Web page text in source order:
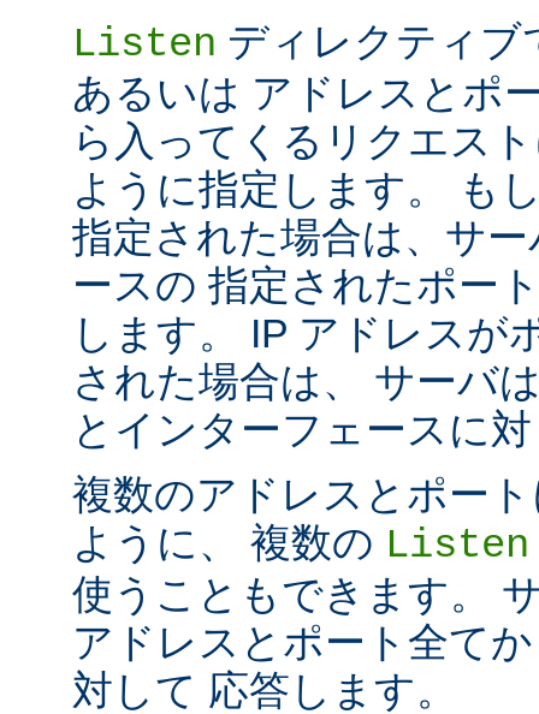
Listen ディレクティブ
あるいは アドレスとポ
ら入ってくるリクエス
ように指定します。 も
指定された場合は、サ
ースの 指定されたポー
します。 IP アドレスが
された場合は、 サーバ
とインターフェースに
複数のアドレスとポー
ように、 複数の Listen
使うこともできます。
アドレスとポート全て
対して 応答します。